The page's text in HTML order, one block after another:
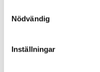
Nödvändig
Inställningar
stränderna och
fokuserade man på